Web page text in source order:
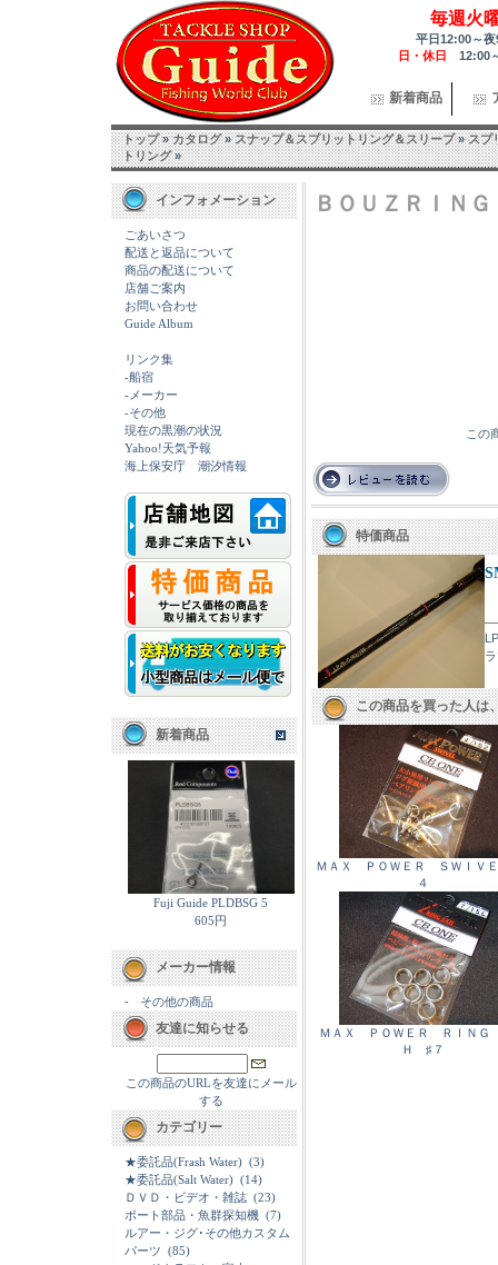
毎週火
平日12:00～
日・休日 12:00
新着商品
トップ»カタログ»スナップ＆スプリットリング＆スリーブ»スプ
トリング»
インフォメーション
ごあいさつ
配送と返品について
商品の配送について
店舗ご案内
お問い合わせ
Guide Album
リンク集
-船宿
-メーカー
-その他
現在の黒潮の状況
Yahoo!天気予報
海上保安庁 潮汐情報
新着商品
Fuji Guide PLDBSG 5
605円
メーカー情報
- その他の商品
友達に知らせる
この商品のURLを友達にメール
する
カテゴリー
★委託品(Frash Water) (3)
★委託品(Salt Water) (14)
ＤＶＤ・ビデオ・雑誌 (23)
ボート部品・魚群探知機 (7)
ルアー・ジグ･その他カスタム
パーツ (85)
ＢＯＵＺＲＩＮ
この
特価商品
この商品を買った人は
ＭＡＸ ＰＯＷＥＲ ＳＷＩＶ
４
ＭＡＸ ＰＯＷＥＲ ＲＩＮＧ
Ｈ ♯７